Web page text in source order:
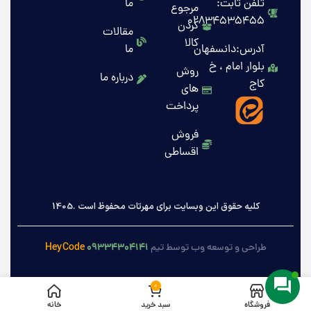
تلفن ثابت:
02834535455
آدرس:دانسفهان
بلوار امام ، خ
کاج
مرجوع
کردن
کالا
روش
های
پرداخت
فروش
اقساطی
ما
مقالات
ما
درباره ما
کلیه حقوق این وبسایت برای مهرتات محفوظ است .1405
طراحی و توسعه وب توسط تیم HeyCode ۰۹۳۳۴۳۰۴۱۴۱
فروشگاه
0
سبد خرید خانه